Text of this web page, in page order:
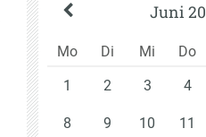
Juni
Mo Di Mi Do
1
2 3 4
8 9 10 11